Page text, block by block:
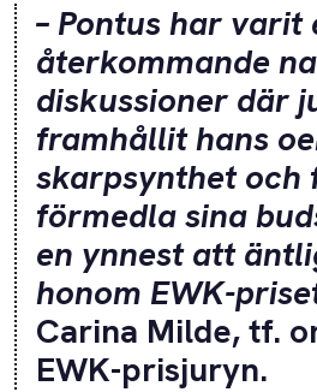
– Pontus har varit
återkommande
diskussioner där
framhållit hans
skarpsynthet och
förmedla sina
en ynnest att
honom EWK-
Carina Milde, tf.
EWK-prisjuryn.